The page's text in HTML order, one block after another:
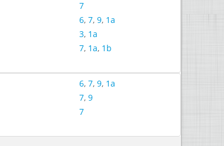
7
6, 7, 9, 1a
3, 1a
7, 1a, 1b
6, 7, 9, 1a
7, 9
7